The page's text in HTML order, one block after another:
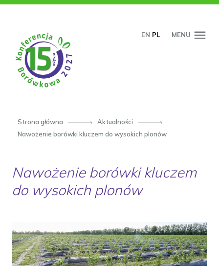
EN PL MENU
Strona główna
Aktualności
Nawożenie borówki kluczem do wysokich plonów
Nawożenie borówki kluczem
do wysokich plonów